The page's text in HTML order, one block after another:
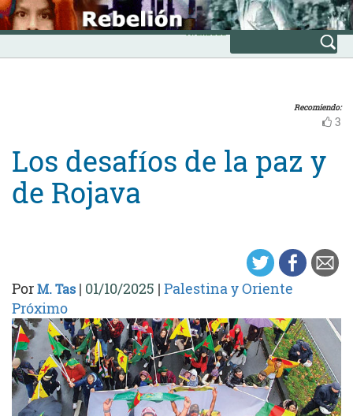
Skip
to
content
INICIO
Avanzada
Recomiendo:
3
Los desafíos de la paz y
de Rojava
PorM. Tas | 01/10/2025 | Palestina y Oriente
Próximo